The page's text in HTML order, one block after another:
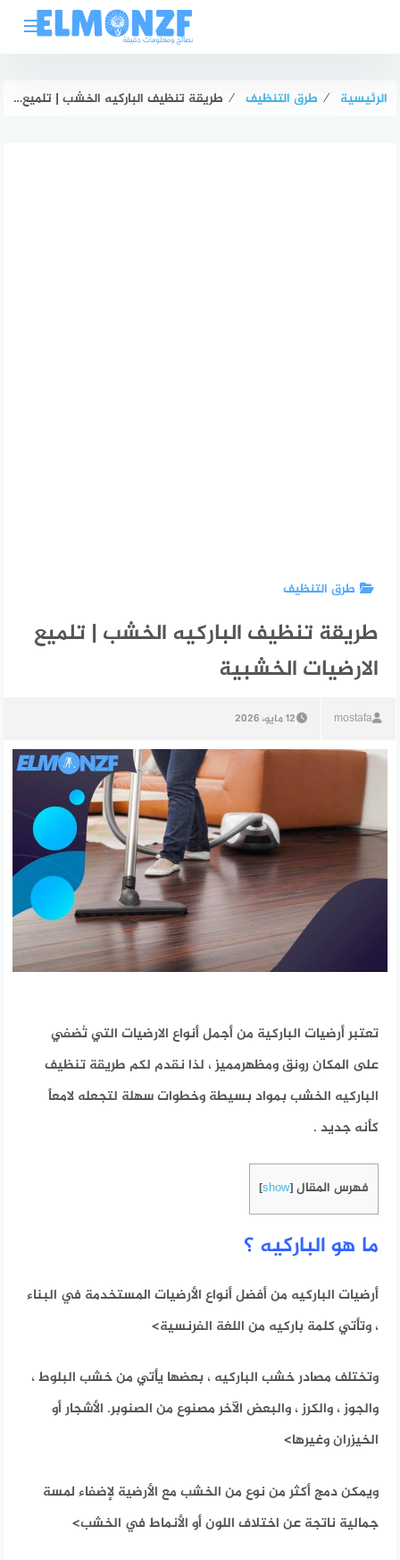
الرئيسية ⁄ طرق التنظيف ⁄ طريقة تنظيف الباركيه الخشب | تلميع الارضيات الخشبية
طرق التنظيف
طريقة تنظيف الباركيه الخشب | تلميع
الارضيات الخشبية
mostafa 12 مايو، 2026
تعتبر أرضيات الباركية من أجمل أنواع الارضيات التي تُضفي
على المكان رونق ومظهرمميز ، لذا نقدم لكم طريقة تنظيف
الباركيه الخشب بمواد بسيطة وخطوات سهلة لتجعله لامعاً
كأنه جديد .
فهرس المقال [
show
]
ما هو الباركيه ؟
أرضيات الباركيه من أفضل أنواع الأرضيات المستخدمة في البناء
، وتأتي كلمة باركيه من اللغة الفرنسية>
وتختلف مصادر خشب الباركيه ، بعضها يأتي من خشب البلوط ،
والجوز ، والكرز ، والبعض الآخر مصنوع من الصنوبر. الأشجار أو
الخيزران وغيرها>
ويمكن دمج أكثر من نوع من الخشب مع الأرضية لإضفاء لمسة
جمالية ناتجة عن اختلاف اللون أو الأنماط في الخشب>